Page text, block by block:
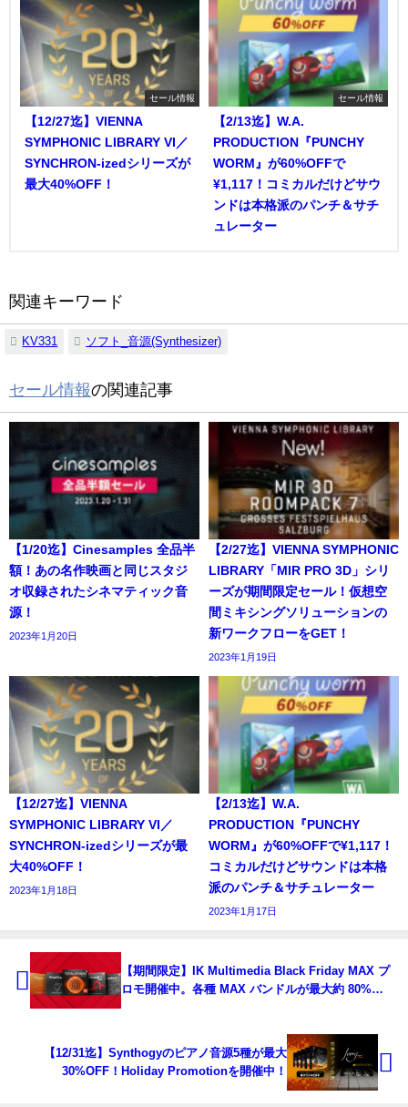
セール情報
【12/27迄】VIENNA
SYMPHONIC LIBRARY VI／
SYNCHRON-izedシリーズが
最大40%OFF！
セール情報
【2/13迄】W.A.
PRODUCTION『PUNCHY
WORM』が60%OFFで
¥1,117！コミカルだけどサウ
ンドは本格派のパンチ＆サチ
ュレーター
関連キーワード
KV331 ソフト_音源(Synthesizer)
セール情報の関連記事
【1/20迄】Cinesamples 全品半
額！あの名作映画と同じスタジ
オ収録されたシネマティック音
源！
2023年1月20日
【2/27迄】VIENNA SYMPHONIC
LIBRARY「MIR PRO 3D」シリ
ーズが期間限定セール！仮想空
間ミキシングソリューションの
新ワークフローをGET！
2023年1月19日
【12/27迄】VIENNA
SYMPHONIC LIBRARY VI／
SYNCHRON-izedシリーズが最
大40%OFF！
2023年1月18日
【2/13迄】W.A.
PRODUCTION『PUNCHY
WORM』が60%OFFで¥1,117！
コミカルだけどサウンドは本格
派のパンチ＆サチュレーター
2023年1月17日
【期間限定】IK Multimedia Black Friday MAX プ
ロモ開催中。各種 MAX バンドルが最大約 80%
【12/31迄】Synthogyのピアノ音源5種が最大
30%OFF！Holiday Promotionを開催中！